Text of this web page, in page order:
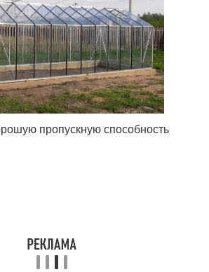
пропускную способность